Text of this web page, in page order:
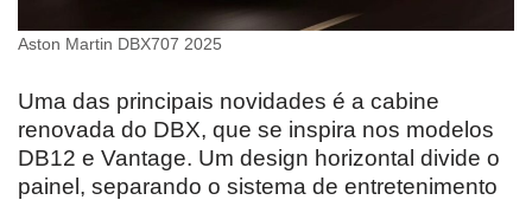
Aston Martin DBX707 2025
Uma das principais novidades é a cabine
renovada do DBX, que se inspira nos modelos
DB12 e Vantage. Um design horizontal divide o
painel, separando o sistema de entretenimento